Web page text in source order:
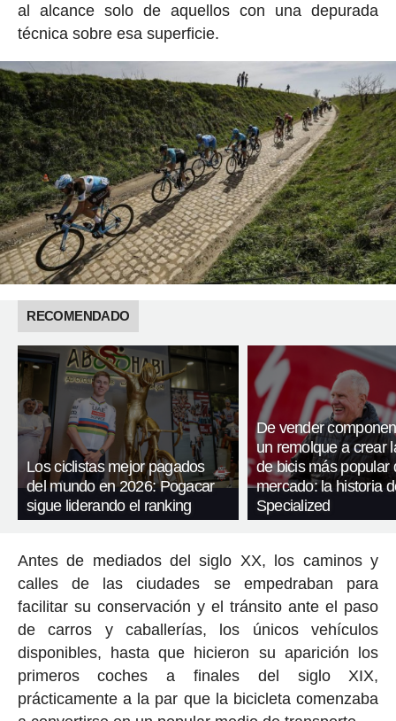
al alcance solo de aquellos con una depurada
técnica sobre esa superficie.
RECOMENDADO
Los ciclistas mejor pagados
del mundo en 2026: Pogacar
sigue liderando el ranking
De vender
un remolque a crear
de bicis más popular
mercado: la historia
Specialized
Antes de mediados del siglo XX, los caminos y
calles de las ciudades se empedraban para
facilitar su conservación y el tránsito ante el paso
de carros y caballerías, los únicos vehículos
disponibles, hasta que hicieron su aparición los
primeros coches a finales del siglo XIX,
prácticamente a la par que la bicicleta comenzaba